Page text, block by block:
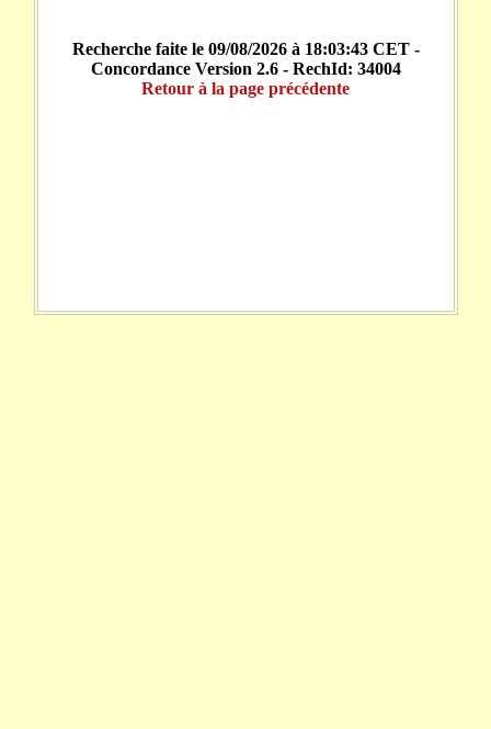
Recherche faite le 09/08/2026 à 18:03:43 CET -
Concordance Version 2.6 - RechId: 34004
Retour à la page précédente